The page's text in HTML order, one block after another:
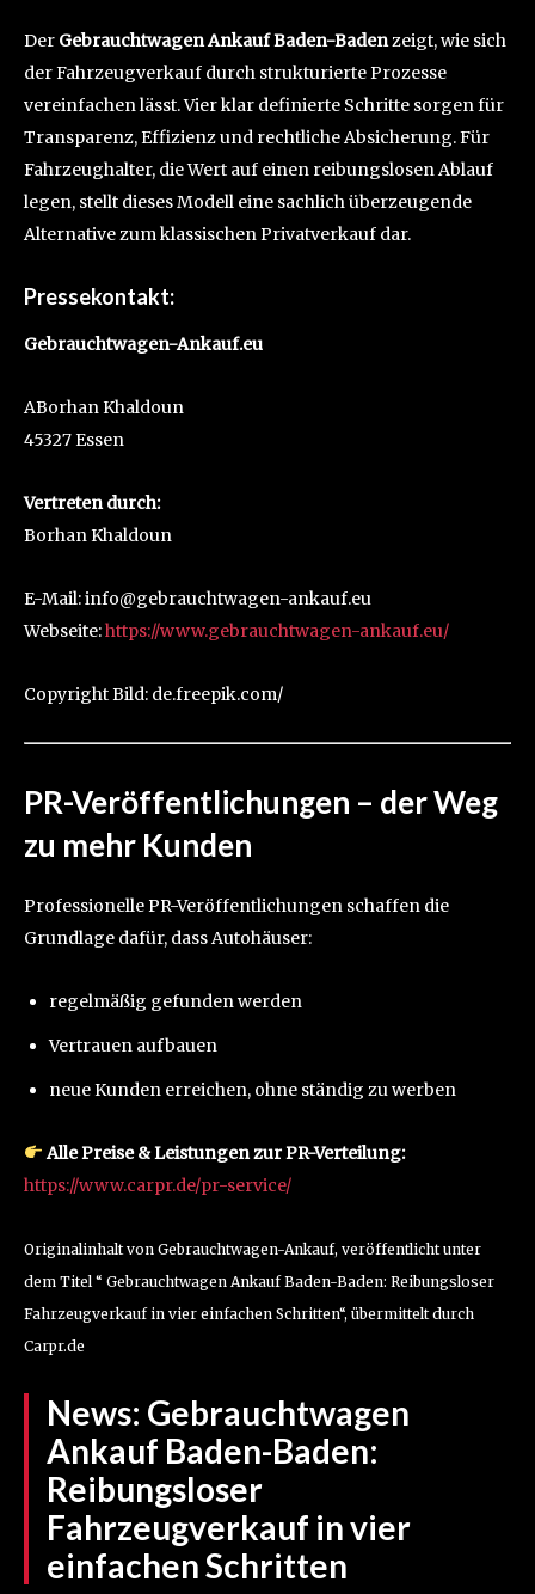
Der Gebrauchtwagen Ankauf Baden-Baden zeigt, wie sich
der Fahrzeugverkauf durch strukturierte Prozesse
vereinfachen lässt. Vier klar definierte Schritte sorgen für
Transparenz, Effizienz und rechtliche Absicherung. Für
Fahrzeughalter, die Wert auf einen reibungslosen Ablauf
legen, stellt dieses Modell eine sachlich überzeugende
Alternative zum klassischen Privatverkauf dar.
Pressekontakt:
Gebrauchtwagen-Ankauf.eu
ABorhan Khaldoun
45327 Essen
Vertreten durch:
Borhan Khaldoun
E-Mail: info@gebrauchtwagen-ankauf.eu
Webseite:https://www.gebrauchtwagen-ankauf.eu/
Copyright Bild: de.freepik.com/
PR-Veröffentlichungen – der Weg
zu mehr Kunden
Professionelle PR-Veröffentlichungen schaffen die
Grundlage dafür, dass Autohäuser:
regelmäßig gefunden werden
Vertrauen aufbauen
neue Kunden erreichen, ohne ständig zu werben
Alle Preise & Leistungen zur PR-Verteilung:
https://www.carpr.de/pr-service/
Originalinhalt von Gebrauchtwagen-Ankauf, veröffentlicht unter
dem Titel “ Gebrauchtwagen Ankauf Baden-Baden: Reibungsloser
Fahrzeugverkauf in vier einfachen Schritten“, übermittelt durch
Carpr.de
News: Gebrauchtwagen
Ankauf Baden-Baden:
Reibungsloser
Fahrzeugverkauf in vier
einfachen Schritten